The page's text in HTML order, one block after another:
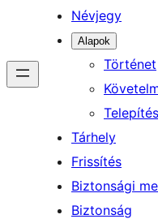
Névjegy
Alapok
Történet
Telepítés
Tárhely
Frissítés
Biztonsági
Biztonság